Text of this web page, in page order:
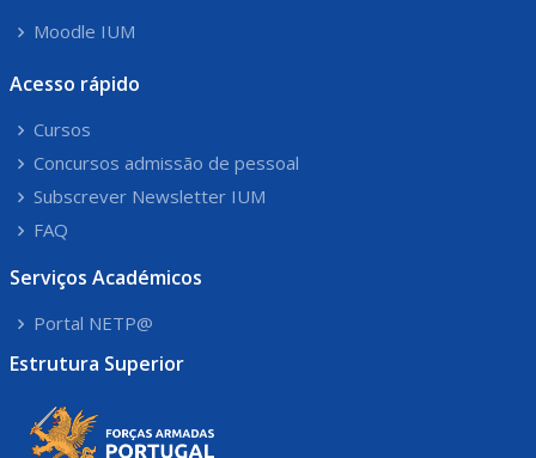
Moodle IUM
Acesso rápido
Cursos
Concursos admissão de pessoal
Subscrever Newsletter IUM
FAQ
Serviços Académicos
Portal NETP@
Estrutura Superior